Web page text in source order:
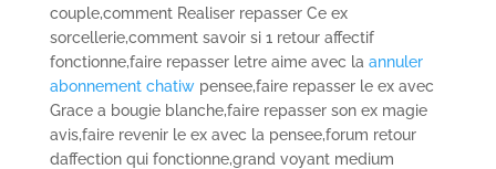
couple,comment Realiser repasser Ce ex
sorcellerie,comment savoir si 1 retour affectif
fonctionne,faire repasser letre aime avec la annuler
abonnement chatiwpensee,faire repasser le ex avec
Grace a bougie blanche,faire repasser son ex magie
avis,faire revenir le ex avec la pensee,forum retour
daffection qui fonctionne,grand voyant medium